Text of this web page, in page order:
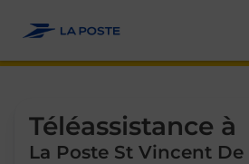
Téléassistance à
La Poste St Vincent De